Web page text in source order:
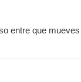
entre que mueves